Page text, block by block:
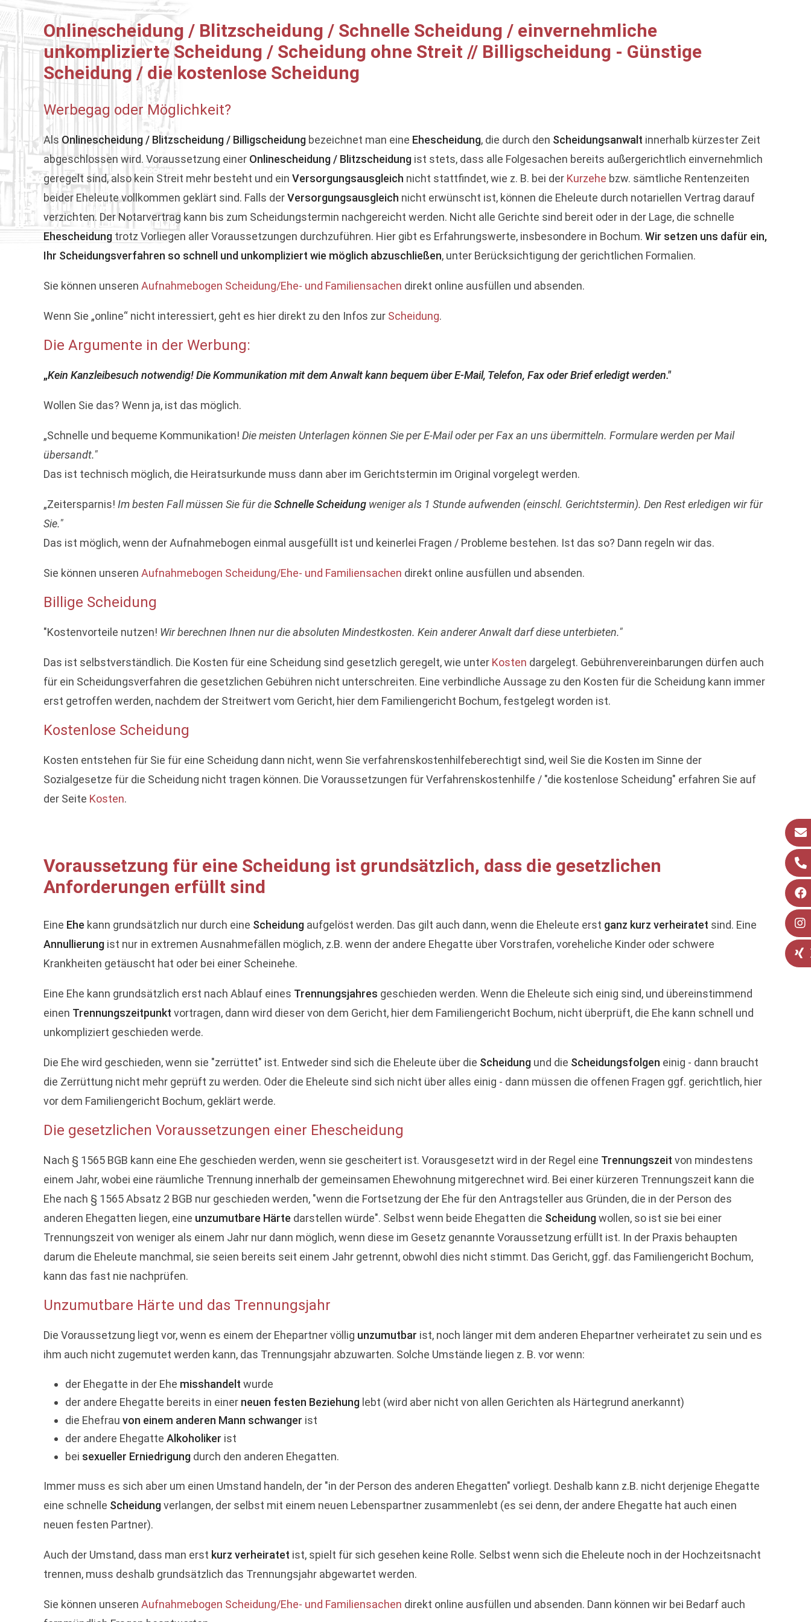
Onlinescheidung / Blitzscheidung / Schnelle Scheidung / einvernehmliche
unkomplizierte Scheidung / Scheidung ohne Streit // Billigscheidung - Günstige
Scheidung / die kostenlose Scheidung
Werbegag oder Möglichkeit?
Als Onlinescheidung / Blitzscheidung / Billigscheidung bezeichnet man eine Ehescheidung, die durch den Scheidungsanwalt innerhalb kürzester Zeit
abgeschlossen wird. Voraussetzung einer Onlinescheidung / Blitzscheidung ist stets, dass alle Folgesachen bereits außergerichtlich einvernehmlich
geregelt sind, also kein Streit mehr besteht und ein Versorgungsausgleich nicht stattfindet, wie z. B. bei der Kurzehe bzw. sämtliche Rentenzeiten
beider Eheleute vollkommen geklärt sind. Falls derVersorgungsausgleich nicht erwünscht ist, können die Eheleute durch notariellen Vertrag darauf
verzichten. Der Notarvertrag kann bis zum Scheidungstermin nachgereicht werden. Nicht alle Gerichte sind bereit oder in der Lage, die schnelle
Ehescheidung trotz Vorliegen aller Voraussetzungen durchzuführen. Hier gibt es Erfahrungswerte, insbesondere in Bochum. Wir setzen uns dafür ein,
Ihr Scheidungsverfahren so schnell und unkompliziert wie möglich abzuschließen, unter Berücksichtigung der gerichtlichen Formalien.
Sie können unseren Aufnahmebogen Scheidung/Ehe- und Familiensachen direkt online ausfüllen und absenden.
Wenn Sie „online“ nicht interessiert, geht es hier direkt zu den Infos zur Scheidung.
Die Argumente in der Werbung:
„Kein Kanzleibesuch notwendig! Die Kommunikation mit dem Anwalt kann bequem über E-Mail, Telefon, Fax oder Brief erledigt werden."
Wollen Sie das? Wenn ja, ist das möglich.
„Schnelle und bequeme Kommunikation! Die meisten Unterlagen können Sie per E-Mail oder per Fax an uns übermitteln. Formulare werden per Mail
übersandt."
Das ist technisch möglich, die Heiratsurkunde muss dann aber im Gerichtstermin im Original vorgelegt werden.
„Zeitersparnis! Im besten Fall müssen Sie für dieSchnelleScheidung weniger als 1 Stunde aufwenden (einschl. Gerichtstermin). Den Rest erledigen wir für
Sie."
Das ist möglich, wenn der Aufnahmebogen einmal ausgefüllt ist und keinerlei Fragen / Probleme bestehen. Ist das so? Dann regeln wir das.
Sie können unseren Aufnahmebogen Scheidung/Ehe- und Familiensachen direkt online ausfüllen und absenden.
Billige Scheidung
"Kostenvorteile nutzen! Wir berechnen Ihnen nur die absoluten Mindestkosten. Kein anderer Anwalt darf diese unterbieten."
Das ist selbstverständlich. Die Kosten für eine Scheidung sind gesetzlich geregelt, wie unter Kosten dargelegt. Gebührenvereinbarungen dürfen auch
für ein Scheidungsverfahren die gesetzlichen Gebühren nicht unterschreiten. Eine verbindliche Aussage zu den Kosten für die Scheidung kann immer
erst getroffen werden, nachdem der Streitwert vom Gericht, hier dem Familiengericht Bochum, festgelegt worden ist.
Kostenlose Scheidung
Kosten entstehen für Sie für eine Scheidung dann nicht, wenn Sie verfahrenskostenhilfeberechtigt sind, weil Sie die Kosten im Sinne der
Sozialgesetze für die Scheidung nicht tragen können. Die Voraussetzungen für Verfahrenskostenhilfe / "die kostenlose Scheidung" erfahren Sie auf
der Seite Kosten.
Voraussetzung für eine Scheidung ist grundsätzlich, dass die gesetzlichen
Anforderungen erfüllt sind
Eine Ehe kann grundsätzlich nur durch eine Scheidung aufgelöst werden. Das gilt auch dann, wenn die Eheleute erst ganz kurz verheiratet sind. Eine
Annullierung ist nur in extremen Ausnahmefällen möglich, z.B. wenn der andere Ehegatte über Vorstrafen, voreheliche Kinder oder schwere
Krankheiten getäuscht hat oder bei einer Scheinehe.
Eine Ehe kann grundsätzlich erst nach Ablauf eines Trennungsjahres geschieden werden. Wenn die Eheleute sich einig sind, und übereinstimmend
einen Trennungszeitpunkt vortragen, dann wird dieser von dem Gericht, hier dem Familiengericht Bochum, nicht überprüft, die Ehe kann schnell und
unkompliziert geschieden werde.
Die Ehe wird geschieden, wenn sie "zerrüttet" ist. Entweder sind sich die Eheleute über die Scheidung und die Scheidungsfolgen einig - dann braucht
die Zerrüttung nicht mehr geprüft zu werden. Oder die Eheleute sind sich nicht über alles einig - dann müssen die offenen Fragen ggf. gerichtlich, hier
vor dem Familiengericht Bochum, geklärt werde.
Die gesetzlichen Voraussetzungen einer Ehescheidung
Nach § 1565 BGB kann eine Ehe geschieden werden, wenn sie gescheitert ist. Vorausgesetzt wird in der Regel eine Trennungszeit von mindestens
einem Jahr, wobei eine räumliche Trennung innerhalb der gemeinsamen Ehewohnung mitgerechnet wird. Bei einer kürzeren Trennungszeit kann die
Ehe nach § 1565 Absatz 2 BGB nur geschieden werden, "wenn die Fortsetzung der Ehe für den Antragsteller aus Gründen, die in der Person des
anderen Ehegatten liegen, eine unzumutbare Härte darstellen würde". Selbst wenn beide Ehegatten die Scheidungwollen, so ist sie bei einer
Trennungszeit von weniger als einem Jahr nur dann möglich, wenn diese im Gesetz genannte Voraussetzung erfüllt ist. In der Praxis behaupten
darum die Eheleute manchmal, sie seien bereits seit einem Jahr getrennt, obwohl dies nicht stimmt. Das Gericht, ggf. das Familiengericht Bochum,
kann das fast nie nachprüfen.
Unzumutbare Härte und das Trennungsjahr
Die Voraussetzung liegt vor, wenn es einem der Ehepartner völlig unzumutbar ist, noch länger mit dem anderen Ehepartner verheiratet zu sein und es
ihm auch nicht zugemutet werden kann, das Trennungsjahr abzuwarten. Solche Umstände liegen z. B. vor wenn:
der Ehegatte in der Ehe misshandelt wurde
der andere Ehegatte bereits in einer neuen festen Beziehung lebt (wird aber nicht von allen Gerichten als Härtegrund anerkannt)
die Ehefrau von einem anderen Mann schwanger ist
der andere Ehegatte Alkoholiker ist
bei sexueller Erniedrigung durch den anderen Ehegatten.
Immer muss es sich aber um einen Umstand handeln, der "in der Person des anderen Ehegatten" vorliegt. Deshalb kann z.B. nicht derjenige Ehegatte
eine schnelle Scheidungverlangen, der selbst mit einem neuen Lebenspartner zusammenlebt (es sei denn, der andere Ehegatte hat auch einen
neuen festen Partner).
Auch der Umstand, dass man erst kurz verheiratet ist, spielt für sich gesehen keine Rolle. Selbst wenn sich die Eheleute noch in der Hochzeitsnacht
trennen, muss deshalb grundsätzlich das Trennungsjahr abgewartet werden.
Sie können unseren Aufnahmebogen Scheidung/Ehe- und Familiensachen direkt online ausfüllen und absenden. Dann können wir bei Bedarf auch